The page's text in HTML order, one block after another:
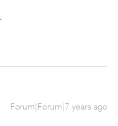
Forum|Forum|7 years ago